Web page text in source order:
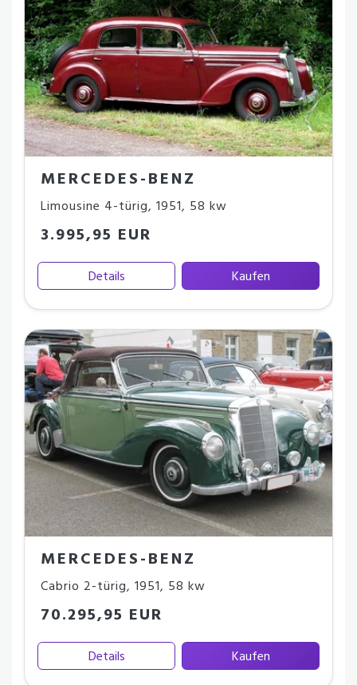
MERCEDES-BENZ
Limousine 4-türig, 1951, 58 kw
3.995,95 EUR
Details Kaufen
MERCEDES-BENZ
Cabrio 2-türig, 1951, 58 kw
70.295,95 EUR
Details Kaufen